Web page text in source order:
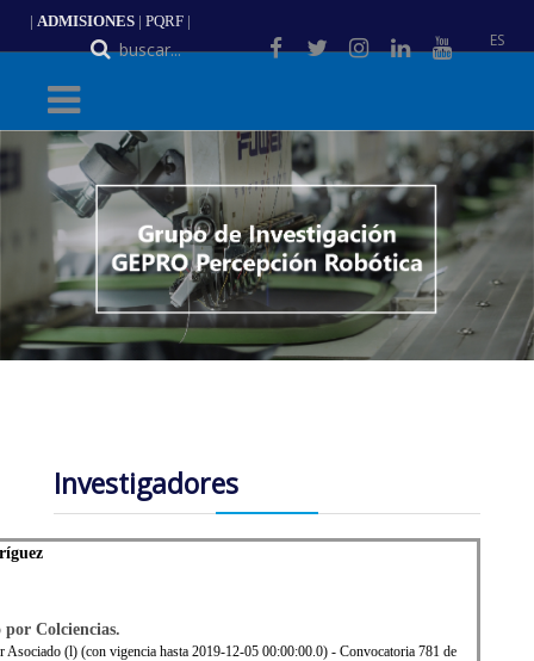
| ADMISIONES | PQRF |
ES
Investigadores
Colciencias.
Asociado (l) (con vigencia hasta 2019-12-05 00:00:00.0) - Convocatoria 781 de